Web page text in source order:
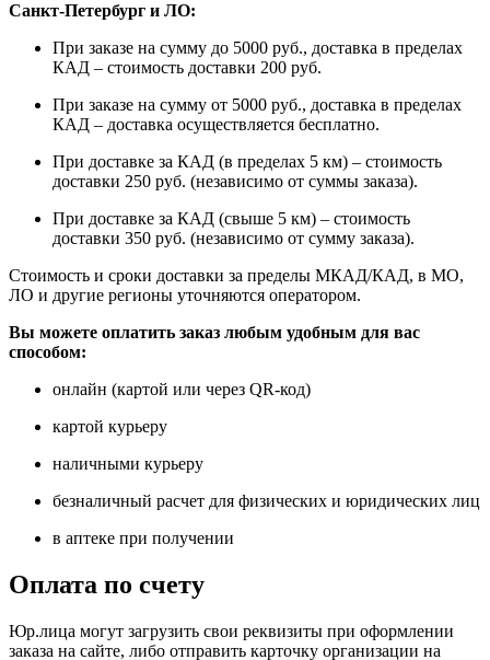
Санкт-Петербург и ЛО:
При заказе на сумму до 5000 руб., доставка в пределах
КАД – стоимость доставки 200 руб.
При заказе на сумму от 5000 руб., доставка в пределах
КАД – доставка осуществляется бесплатно.
При доставке за КАД (в пределах 5 км) – стоимость
доставки 250 руб. (независимо от суммы заказа).
При доставке за КАД (свыше 5 км) – стоимость
доставки 350 руб. (независимо от сумму заказа).
Стоимость и сроки доставки за пределы МКАД/КАД, в МО,
ЛО и другие регионы уточняются оператором.
Вы можете оплатить заказ любым удобным для вас
способом:
онлайн (картой или через QR-код)
картой курьеру
наличными курьеру
безналичный расчет для физических и юридических лиц
в аптеке при получении
Оплата по счету
Юр.лица могут загрузить свои реквизиты при оформлении
заказа на сайте, либо отправить карточку организации на